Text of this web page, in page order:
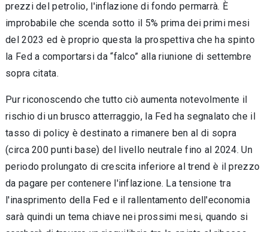
prezzi del petrolio, l'inflazione di fondo permarrà. È
improbabile che scenda sotto il 5% prima dei primi mesi
del 2023 ed è proprio questa la prospettiva che ha spinto
la Fed a comportarsi da “falco” alla riunione di settembre
sopra citata.
Pur riconoscendo che tutto ciò aumenta notevolmente il
rischio di un brusco atterraggio, la Fed ha segnalato che il
tasso di policy è destinato a rimanere ben al di sopra
(circa 200 punti base) del livello neutrale fino al 2024. Un
periodo prolungato di crescita inferiore al trend è il prezzo
da pagare per contenere l'inflazione. La tensione tra
l'inasprimento della Fed e il rallentamento dell'economia
sarà quindi un tema chiave nei prossimi mesi, quando si